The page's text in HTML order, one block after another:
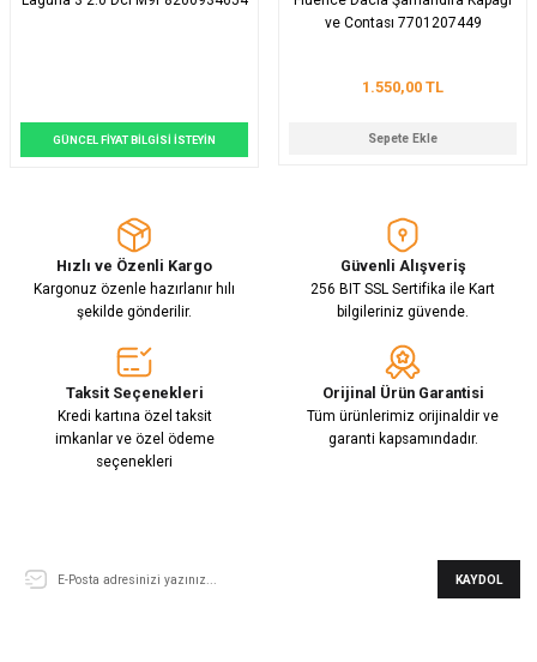
GÜNCEL FİYAT BİLGİSİ İSTEYİN
ve Contası 7701207449
1.550,00 TL
Sepete Ekle
Hızlı ve Özenli Kargo
Kargonuz özenle hazırlanır hılı
şekilde gönderilir.
Güvenli Alışveriş
256 BIT SSL Sertifika ile Kart
bilgileriniz güvende.
Taksit Seçenekleri
Kredi kartına özel taksit
imkanlar ve özel ödeme
seçenekleri
Orijinal Ürün Garantisi
Tüm ürünlerimiz orijinaldir ve
garanti kapsamındadır.
KAYDOL